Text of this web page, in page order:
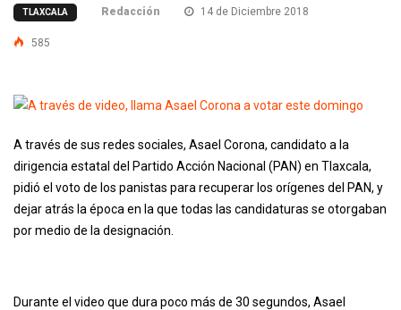
TLAXCALA Redacción 14 de Diciembre 2018
585
A través de sus redes sociales, Asael Corona, candidato a la
dirigencia estatal del Partido Acción Nacional (PAN) en Tlaxcala,
pidió el voto de los panistas para recuperar los orígenes del PAN, y
dejar atrás la época en la que todas las candidaturas se otorgaban
por medio de la designación.
Durante el video que dura poco más de 30 segundos, Asael